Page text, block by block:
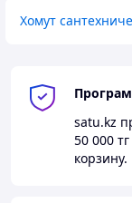
Хомут
satu.kz
50 000 тг
корзину.